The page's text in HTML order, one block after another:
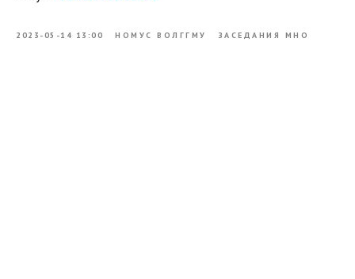
2023-05-14 13:00 НОМУС ВОЛГГМУ ЗАСЕДАНИЯ МНО